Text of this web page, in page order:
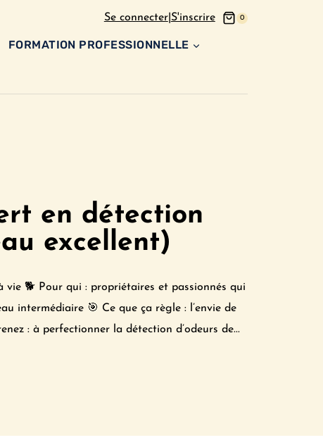
Se connecter| S'inscrire 0
FORMATION PROFESSIONNELLE
en détection
excellent)
vie 🐕 Pour qui : propriétaires et passionnés qui
intermédiaire 🎯 Ce que ça règle : l’envie de
: à perfectionner la détection d’odeurs de...